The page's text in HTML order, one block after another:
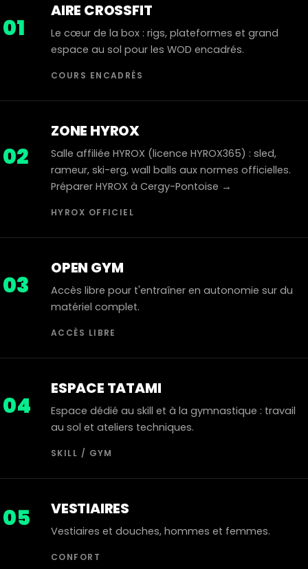
01
AIRE CROSSFIT
Le cœur de la box : rigs, plateformes et grand
espace au sol pour les WOD encadrés.
COURS ENCADRÉS
02
ZONE HYROX
Salle affiliée HYROX (licence HYROX365) : sled,
rameur, ski-erg, wall balls aux normes officielles.
Préparer HYROX à Cergy-Pontoise →
HYROX OFFICIEL
03
OPEN GYM
Accès libre pour t'entraîner en autonomie sur du
matériel complet.
ACCÈS LIBRE
04
ESPACE TATAMI
Espace dédié au skill et à la gymnastique : travail
au sol et ateliers techniques.
SKILL / GYM
05 VESTIAIRES
Vestiaires et douches, hommes et femmes.
CONFORT